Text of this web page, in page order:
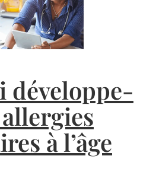
développe-
à l’âge